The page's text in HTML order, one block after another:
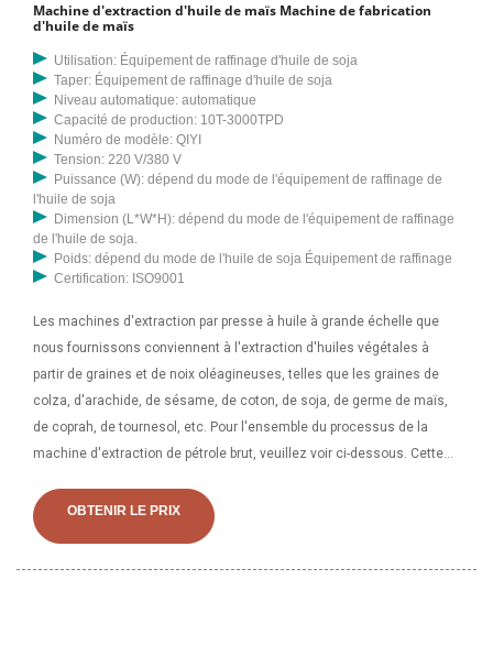
Machine d'extraction d'huile de maïs Machine de fabrication
d'huile de maïs
Utilisation: Équipement de raffinage d'huile de soja
Taper: Équipement de raffinage d'huile de soja
Niveau automatique: automatique
Capacité de production: 10T-3000TPD
Numéro de modèle: QIYI
Tension: 220 V/380 V
Puissance (W): dépend du mode de l'équipement de raffinage de
l'huile de soja
Dimension (L*W*H): dépend du mode de l'équipement de raffinage
de l'huile de soja.
Poids: dépend du mode de l'huile de soja Équipement de raffinage
Certification: ISO9001
Les machines d'extraction par presse à huile à grande échelle que
nous fournissons conviennent à l'extraction d'huiles végétales à
partir de graines et de noix oléagineuses, telles que les graines de
colza, d'arachide, de sésame, de coton, de soja, de germe de maïs,
de coprah, de tournesol, etc. Pour l'ensemble du processus de la
machine d'extraction de pétrole brut, veuillez voir ci-dessous. Cette
un bon choix pour fabriquer de l'huile de cuisson à partir de soja,
d'arachide, de graines de tournesol, de graines de coton, de graines
OBTENIR LE PRIX